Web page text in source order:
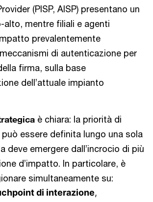
(PISP, AISP) presentano un
mentre filiali e agenti
prevalentemente
di autenticazione per
firma, sulla base
dell’attuale impianto
è chiara: la priorità di
essere definita lungo una sola
deve emergere dall’incrocio di più
d’impatto. In particolare, è
simultaneamente su:
di interazione,